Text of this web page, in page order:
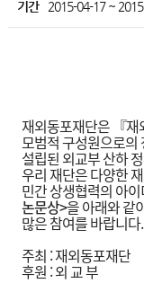
기간 2015-04-17 ~
재외동포재단은 『재
모범적 구성원으로의
설립된 외교부 산하
우리 재단은 다양한
민간 상생협력의 아
논문상>을 아래와 같
많은 참여를 바랍니다.
주최 : 재외동포재단
후원 : 외 교 부